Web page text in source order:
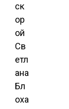
ск
ор
ой
Св
етл
ана
Бл
оха